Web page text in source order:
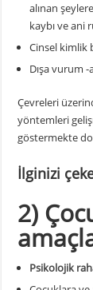
alınan
kaybı ve ani
Cinsel kimlik
Dışa vurum
Çevreleri
yöntemleri
göstermekte
İlginizi
2)
Psikolojik